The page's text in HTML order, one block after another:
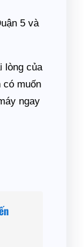
5 và
lòng của
có muốn
ngay